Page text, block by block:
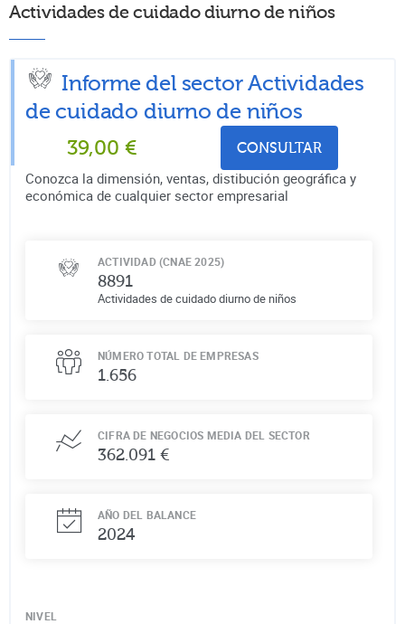
Actividades de cuidado diurno de niños
Informe del sector Actividades
de cuidado diurno de niños
39,00 € CONSULTAR
Conozca la dimensión, ventas, distibución geográfica y
económica de cualquier sector empresarial
ACTIVIDAD (CNAE 2025)
8891
Actividades de cuidado diurno de niños
NÚMERO TOTAL DE EMPRESAS
1.656
CIFRA DE NEGOCIOS MEDIA DEL SECTOR
362.091 €
AÑO DEL BALANCE
2024
NIVEL